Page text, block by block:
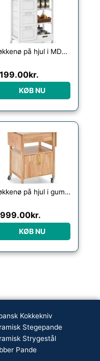
Køkkenø på hjul i MDF og fyrretræ H83,5 x B67 x D37 cm – Hvid/Natur
kr.
KØB NU
Køkkenø på hjul i gummitræ og MDF H88 x B64 – 114 x D51 cm – Natur
kr.
KØB NU
Kokkekniv
Stegepande
Strygestål
Pande